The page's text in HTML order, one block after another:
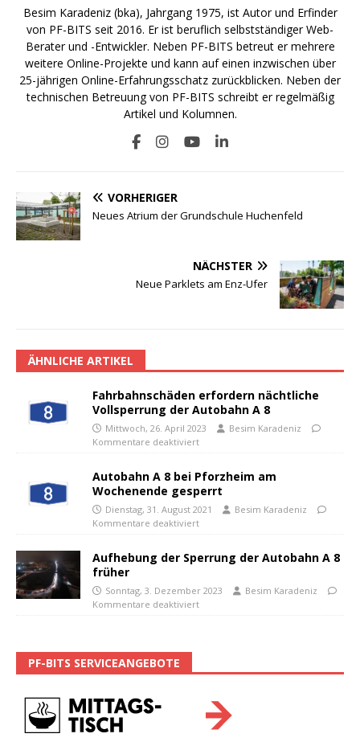
Besim Karadeniz (bka), Jahrgang 1975, ist Autor und Erfinder
von PF-BITS seit 2016. Er ist beruflich selbstständiger Web-
Berater und -Entwickler. Neben PF-BITS betreut er mehrere
weitere Online-Projekte und kann auf einen inzwischen über
25-jährigen Online-Erfahrungsschatz zurückblicken. Neben der
technischen Betreuung von PF-BITS schreibt er regelmäßig
Artikel und Kolumnen.
VORHERIGER
Neues Atrium der Grundschule Huchenfeld
NÄCHSTER
Neue Parklets am Enz-Ufer
ÄHNLICHE ARTIKEL
Fahrbahnschäden erfordern nächtliche
Vollsperrung der Autobahn A 8
Mittwoch, 26. April 2023
Besim Karadeniz
Kommentare deaktiviert
Autobahn A 8 bei Pforzheim am
Wochenende gesperrt
Dienstag, 31. August 2021
Besim Karadeniz
Kommentare deaktiviert
Aufhebung der Sperrung der Autobahn A 8
früher
Sonntag, 3. Dezember 2023
Besim Karadeniz
Kommentare deaktiviert
PF-BITS SERVICEANGEBOTE